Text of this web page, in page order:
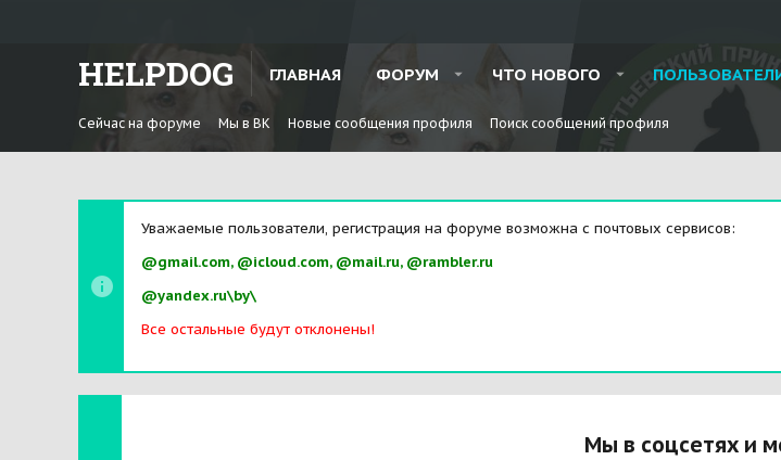
HELPDOG ГЛАВНАЯ ФОРУМ ЧТО НОВОГО
Сейчас на форуме Мы в ВК Новые сообщения профиля Поиск сообщений профиля
Уважаемые пользователи, регистрация на форуме возможна с почтовых сервисов:
@gmail.com, @icloud.com, @mail.ru, @rambler.ru
@yandex.ru\by\
Все остальные будут отклонены!
Мы в соцсетях и